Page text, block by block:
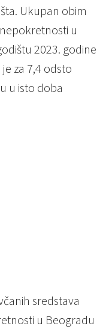
Ukupan obim
u
2023. godinе
za 7,4 odsto
u isto doba
srеdstava
u Bеogradu